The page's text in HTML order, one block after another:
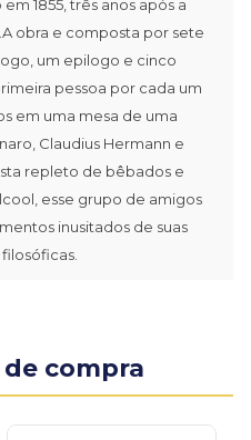
1855, três anos após a
obra e composta por sete
um epilogo e cinco
pessoa por cada um
em uma mesa de uma
Claudius Hermann e
repleto de bêbados e
esse grupo de amigos
inusitados de suas
compra